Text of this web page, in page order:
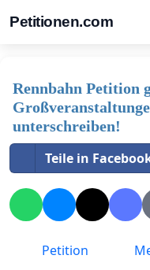
Petitionen.com
Rennbahn Petition
unterschreiben!
Teile in
Petition